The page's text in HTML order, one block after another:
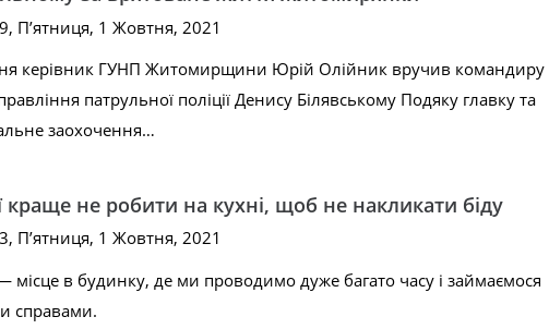
П’ятниця, 1 Жовтня, 2021
керівник ГУНП Житомирщини Юрій Олійник вручив командиру
патрульної поліції Денису Білявському Подяку главку та
заохочення…
краще не робити на кухні, щоб не накликати біду
П’ятниця, 1 Жовтня, 2021
місце в будинку, де ми проводимо дуже багато часу і займаємося
справами.